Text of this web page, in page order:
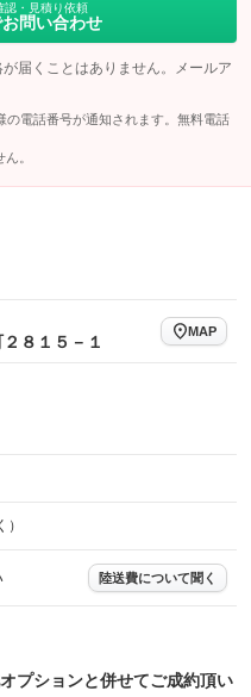
認・見積り依頼
問い合わせ
届くことはありません。メールア
電話番号が通知されます。無料電話
。
８１５－１
MAP
）
陸送費について聞く
プションと併せてご成約頂い